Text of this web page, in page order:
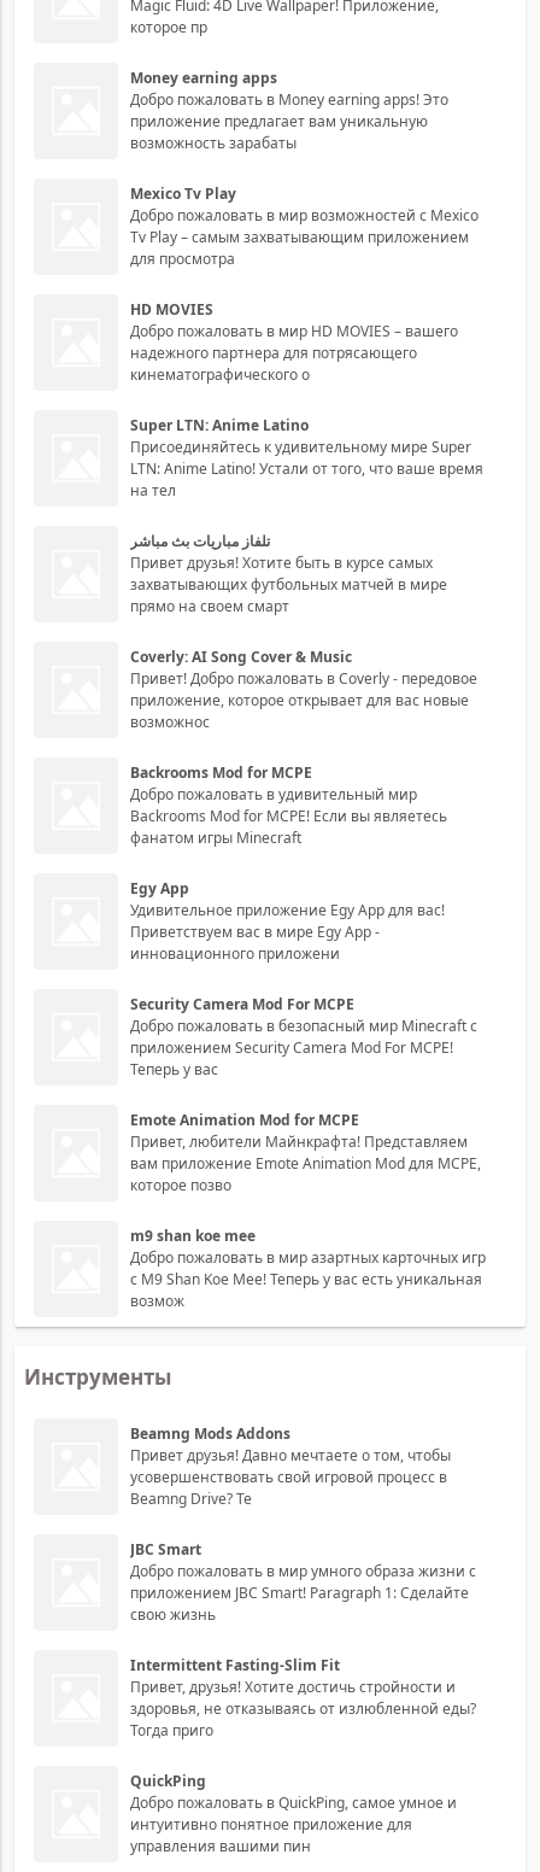
Magic Fluid: 4D Live Wallpaper! Приложение,
которое пр
Money earning apps
Добро пожаловать в Money earning apps! Это
приложение предлагает вам уникальную
возможность зарабаты
Mexico Tv Play
Добро пожаловать в мир возможностей с Mexico
Tv Play – самым захватывающим приложением
для просмотра
HD MOVIES
Добро пожаловать в мир HD MOVIES – вашего
надежного партнера для потрясающего
кинематографического о
Super LTN: Anime Latino
Присоединяйтесь к удивительному мире Super
LTN: Anime Latino! Устали от того, что ваше время
на тел
تلفاز مباريات بث مباشر
Привет друзья! Хотите быть в курсе самых
захватывающих футбольных матчей в мире
прямо на своем смарт
Coverly: AI Song Cover & Music
Привет! Добро пожаловать в Coverly - передовое
приложение, которое открывает для вас новые
возможнос
Backrooms Mod for MCPE
Добро пожаловать в удивительный мир
Backrooms Mod for MCPE! Если вы являетесь
фанатом игры Minecraft
Egy App
Удивительное приложение Egy App для вас!
Приветствуем вас в мире Egy App -
инновационного приложени
Security Camera Mod For MCPE
Добро пожаловать в безопасный мир Minecraft с
приложением Security Camera Mod For MCPE!
Теперь у вас
Emote Animation Mod for MCPE
Привет, любители Майнкрафта! Представляем
вам приложение Emote Animation Mod для MCPE,
которое позво
m9 shan koe mee
Добро пожаловать в мир азартных карточных игр
с M9 Shan Koe Mee! Теперь у вас есть уникальная
возмож
Инструменты
Beamng Mods Addons
Привет друзья! Давно мечтаете о том, чтобы
усовершенствовать свой игровой процесс в
Beamng Drive? Те
JBC Smart
Добро пожаловать в мир умного образа жизни с
приложением JBC Smart! Paragraph 1: Сделайте
свою жизнь
Intermittent Fasting-Slim Fit
Привет, друзья! Хотите достичь стройности и
здоровья, не отказываясь от излюбленной еды?
Тогда приго
QuickPing
Добро пожаловать в QuickPing, самое умное и
интуитивно понятное приложение для
управления вашими пин